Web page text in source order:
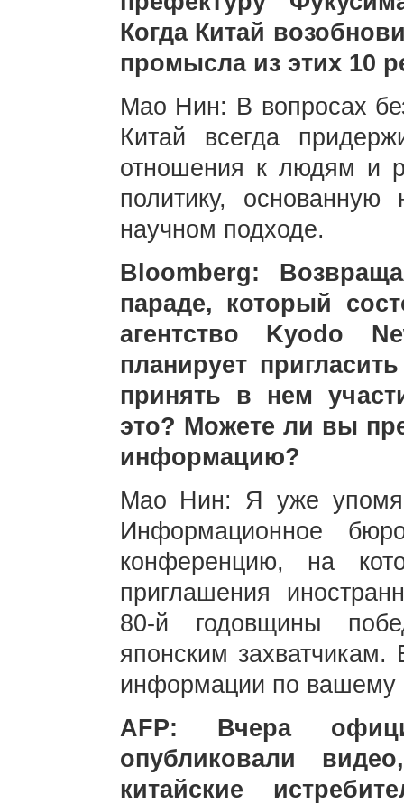
Когда Китай
промысла из этих 10
Мао Нин: В вопросах
Китай всегда
отношения к людям и
политику, основанную
научном подходе.
Bloomberg:
параде, который
агентство Kyodo
планирует
принять в нем
это? Можете ли вы
информацию?
Мао Нин: Я уже
Информационное
конференцию, на
приглашения
80-й годовщины
японским
информации по вашему
AFP: Вчера
опубликовали
китайские